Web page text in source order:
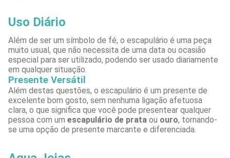
Uso Diário
Além de ser um símbolo de fé, o escapulário é uma peça
muito usual, que não necessita de uma data ou ocasião
especial para ser utilizado, podendo ser usado diariamente
em qualquer situação.
Presente Versátil
Além destas questões, o escapulário é um presente de
excelente bom gosto, sem nenhuma ligação afetuosa
clara, o que significa que você pode presentear qualquer
pessoa com um escapulário de prata ou ouro, tornando-
se uma opção de presente marcante e diferenciada.